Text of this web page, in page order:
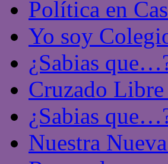
Política en
Yo soy
¿Sabias
Cruzado
¿Sabias
Nuestra